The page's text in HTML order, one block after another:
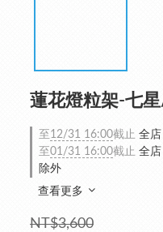
蓮花燈粒架-七
至 12/31 16:00截止 全
至01/31 16:00截止 全
除外
查看更多
NT$3,600